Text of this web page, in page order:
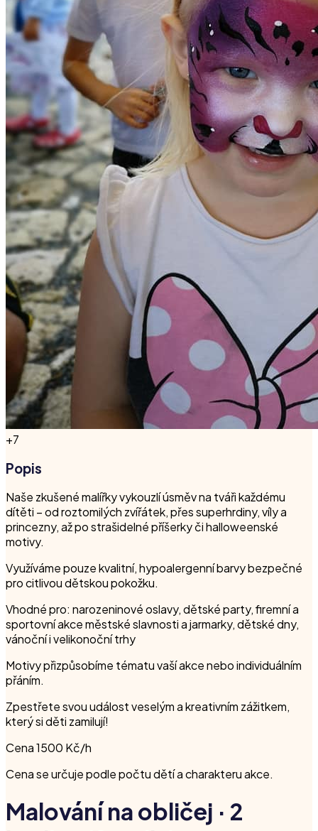
+7
Popis
Naše zkušené malířky vykouzlí úsměv na tváři každému
dítěti – od roztomilých zvířátek, přes superhrdiny, víly a
princezny, až po strašidelné příšerky či halloweenské
motivy.
Využíváme pouze kvalitní, hypoalergenní barvy bezpečné
pro citlivou dětskou pokožku.
Vhodné pro: narozeninové oslavy, dětské party, firemní a
sportovní akce městské slavnosti a jarmarky, dětské dny,
vánoční i velikonoční trhy
Motivy přizpůsobíme tématu vaší akce nebo individuálním
přáním.
Zpestřete svou událost veselým a kreativním zážitkem,
který si děti zamilují!
Cena 1500 Kč/h
Cena se určuje podle počtu dětí a charakteru akce.
Malování na obličej · 2